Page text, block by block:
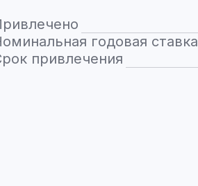
годовая ставка
привлечения